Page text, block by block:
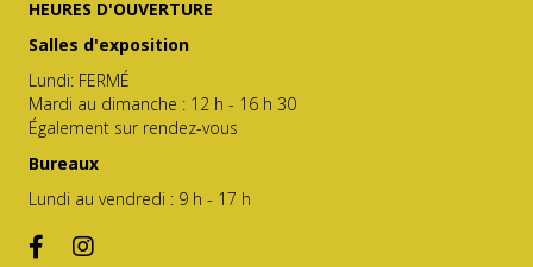
HEURES D'OUVERTURE
Salles d'exposition
Lundi: FERMÉ
Mardi au dimanche : 12 h - 16 h 30
Également sur rendez-vous
Bureaux
Lundi au vendredi : 9 h - 17 h